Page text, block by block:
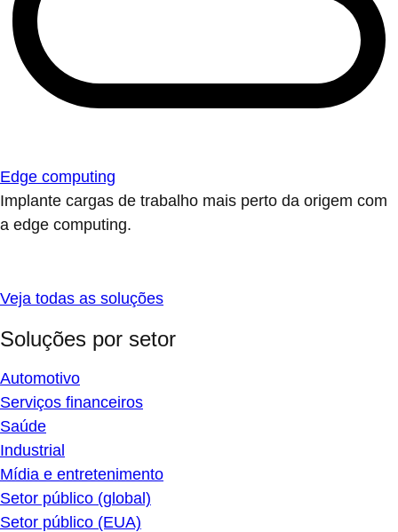
Edge computing
Implante cargas de trabalho mais perto da origem com
a edge computing.
Veja todas as soluções
Soluções por setor
Automotivo
Serviços financeiros
Saúde
Industrial
Mídia e entretenimento
Setor público (global)
Setor público (EUA)